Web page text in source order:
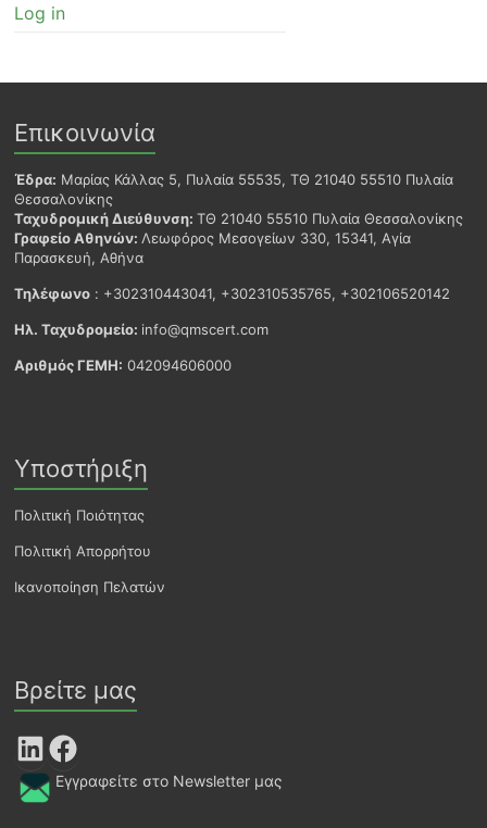
Log in
Επικοινωνία
Έδρα: Μαρίας Κάλλας 5, Πυλαία 55535, ΤΘ 21040 55510 Πυλαία
Θεσσαλονίκης
Ταχυδρομική Διεύθυνση:ΤΘ 21040 55510 Πυλαία Θεσσαλονίκης
Γραφείο Αθηνών:Λεωφόρος Μεσογείων 330, 15341, Αγία
Παρασκευή, Αθήνα
Τηλέφωνο : +302310443041, +302310535765, +302106520142
Ηλ. Ταχυδρομείο: info@qmscert.com
Αριθμός ΓΕΜΗ: 042094606000
Υποστήριξη
Πολιτική Ποιότητας
Πολιτική Απορρήτου
Ικανοποίηση Πελατών
Βρείτε μας
LinkedIn Facebook
Εγγραφείτε στο Newsletter μας